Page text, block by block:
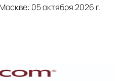
непосредственно к
выгрузка
с применением
05 октября 2026 г.